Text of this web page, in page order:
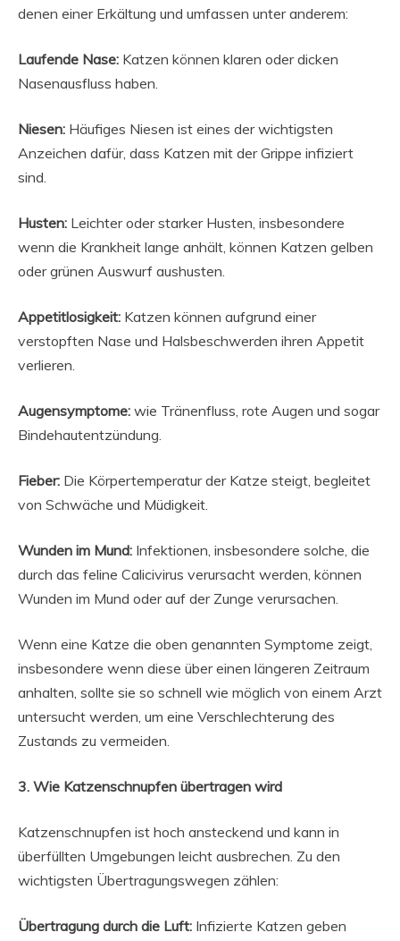
denen einer Erkältung und umfassen unter anderem:
Laufende Nase: Katzen können klaren oder dicken
Nasenausfluss haben.
Niesen: Häufiges Niesen ist eines der wichtigsten
Anzeichen dafür, dass Katzen mit der Grippe infiziert
sind.
Husten: Leichter oder starker Husten, insbesondere
wenn die Krankheit lange anhält, können Katzen gelben
oder grünen Auswurf aushusten.
Appetitlosigkeit: Katzen können aufgrund einer
verstopften Nase und Halsbeschwerden ihren Appetit
verlieren.
Augensymptome: wie Tränenfluss, rote Augen und sogar
Bindehautentzündung.
Fieber: Die Körpertemperatur der Katze steigt, begleitet
von Schwäche und Müdigkeit.
Wunden im Mund: Infektionen, insbesondere solche, die
durch das feline Calicivirus verursacht werden, können
Wunden im Mund oder auf der Zunge verursachen.
Wenn eine Katze die oben genannten Symptome zeigt,
insbesondere wenn diese über einen längeren Zeitraum
anhalten, sollte sie so schnell wie möglich von einem Arzt
untersucht werden, um eine Verschlechterung des
Zustands zu vermeiden.
3. Wie Katzenschnupfen übertragen wird
Katzenschnupfen ist hoch ansteckend und kann in
überfüllten Umgebungen leicht ausbrechen. Zu den
wichtigsten Übertragungswegen zählen:
Übertragung durch die Luft: Infizierte Katzen geben